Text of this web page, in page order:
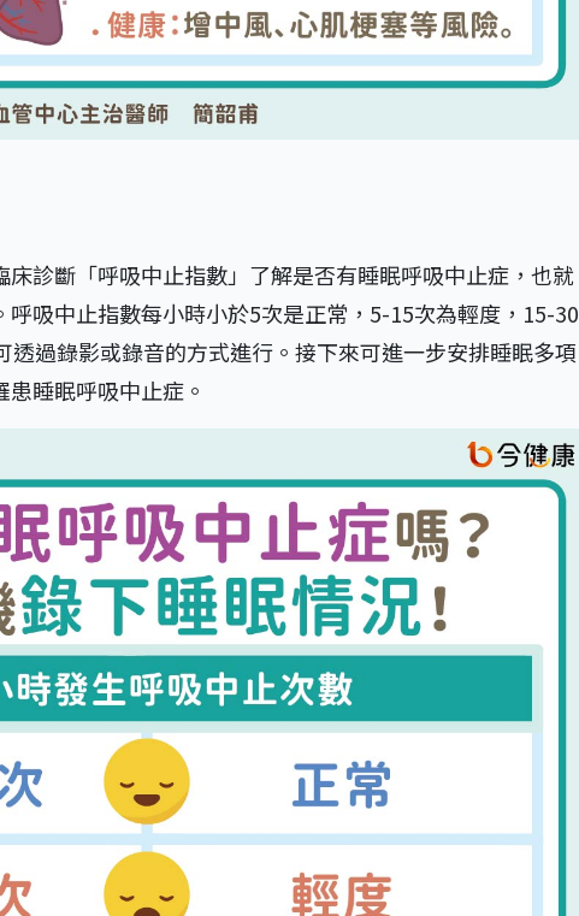
診斷「呼吸中止指數」了解是否有睡眠呼吸中止症，也就
吸中止指數每小時小於5次是正常，5-15次為輕度，15-30
透過錄影或錄音的方式進行。接下來可進一步安排睡眠多項
睡眠呼吸中止症。